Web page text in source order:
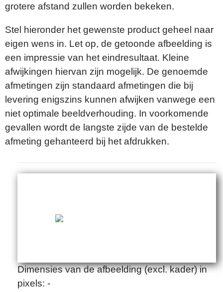
grotere afstand zullen worden bekeken.
Stel hieronder het gewenste product geheel naar
eigen wens in. Let op, de getoonde afbeelding is
een impressie van het eindresultaat. Kleine
afwijkingen hiervan zijn mogelijk. De genoemde
afmetingen zijn standaard afmetingen die bij
levering enigszins kunnen afwijken vanwege een
niet optimale beeldverhouding. In voorkomende
gevallen wordt de langste zijde van de bestelde
afmeting gehanteerd bij het afdrukken.
Dimensies van de afbeelding (excl. kader) in
pixels: -